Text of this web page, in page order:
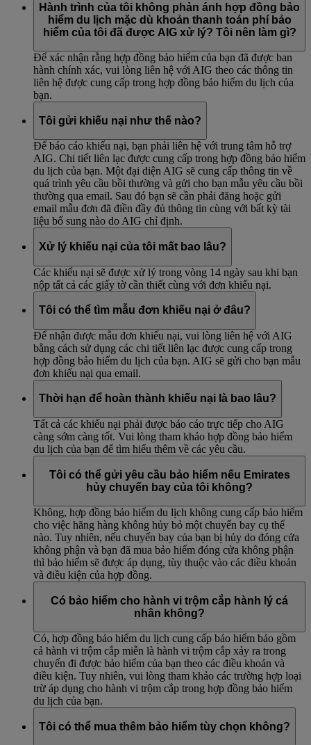
Hành trình của tôi không phản ánh hợp đồng bảo
hiểm du lịch mặc dù khoản thanh toán phí bảo
hiểm của tôi đã được AIG xử lý? Tôi nên làm gì?
Để xác nhận rằng hợp đồng bảo hiểm của bạn đã được ban
hành chính xác, vui lòng liên hệ với AIG theo các thông tin
liên hệ được cung cấp trong hợp đồng bảo hiểm du lịch của
bạn.
Tôi gửi khiếu nại như thế nào?
Để báo cáo khiếu nại, bạn phải liên hệ với trung tâm hỗ trợ
AIG. Chi tiết liên lạc được cung cấp trong hợp đồng bảo hiểm
du lịch của bạn. Một đại diện AIG sẽ cung cấp thông tin về
quá trình yêu cầu bồi thường và gửi cho bạn mẫu yêu cầu bồi
thường qua email. Sau đó bạn sẽ cần phải đăng hoặc gửi
email mẫu đơn đã điền đầy đủ thông tin cùng với bất kỳ tài
liệu bổ sung nào do AIG chỉ định.
Xử lý khiếu nại của tôi mất bao lâu?
Các khiếu nại sẽ được xử lý trong vòng 14 ngày sau khi bạn
nộp tất cả các giấy tờ cần thiết cùng với đơn khiếu nại.
Tôi có thể tìm mẫu đơn khiếu nại ở đâu?
Để nhận được mẫu đơn khiếu nại, vui lòng liên hệ với AIG
bằng cách sử dụng các chi tiết liên lạc được cung cấp trong
hợp đồng bảo hiểm du lịch của bạn. AIG sẽ gửi cho bạn mẫu
đơn khiếu nại qua email.
Thời hạn để hoàn thành khiếu nại là bao lâu?
Tất cả các khiếu nại phải được báo cáo trực tiếp cho AIG
càng sớm càng tốt. Vui lòng tham khảo hợp đồng bảo hiểm
du lịch của bạn để tìm hiểu thêm về các yêu cầu.
Tôi có thể gửi yêu cầu bảo hiểm nếu Emirates
hủy chuyến bay của tôi không?
Không, hợp đồng bảo hiểm du lịch không cung cấp bảo hiểm
cho việc hãng hàng không hủy bỏ một chuyến bay cụ thể
nào. Tuy nhiên, nếu chuyến bay của bạn bị hủy do đóng cửa
không phận và bạn đã mua bảo hiểm đóng cửa không phận
thì bảo hiểm sẽ được áp dụng, tùy thuộc vào các điều khoản
và điều kiện của hợp đồng.
Có bảo hiểm cho hành vi trộm cắp hành lý cá
nhân không?
Có, hợp đồng bảo hiểm du lịch cung cấp bảo hiểm bảo gồm
cả hành vi trộm cắp miễn là hành vi trộm cắp xảy ra trong
chuyến đi được bảo hiểm của bạn theo các điều khoản và
điều kiện. Tuy nhiên, vui lòng tham khảo các trường hợp loại
trừ áp dụng cho hành vi trộm cắp trong hợp đồng bảo hiểm
du lịch của bạn.
Tôi có thể mua thêm bảo hiểm tùy chọn không?